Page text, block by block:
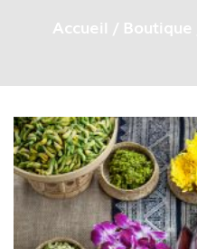
Accueil / Boutique